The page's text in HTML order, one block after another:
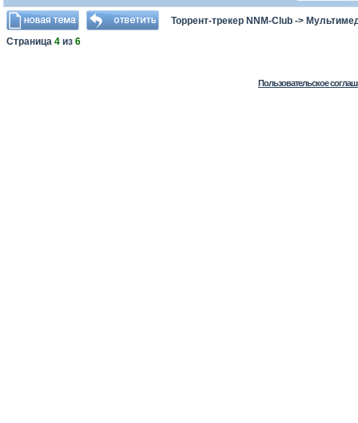
Торрент-трекер NNM-Club ->
Страница 4 из 6
Пользовательское